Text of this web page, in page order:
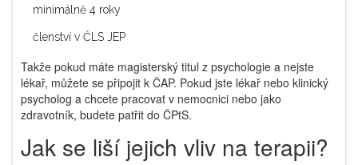
minimálně 4 roky
členství v ČLS JEP
Takže pokud máte magisterský titul z psychologie a nejste
lékař, můžete se připojit k ČAP. Pokud jste lékař nebo klinický
psycholog a chcete pracovat v nemocnici nebo jako
zdravotník, budete patřit do ČPtS.
Jak se liší jejich vliv na terapii?